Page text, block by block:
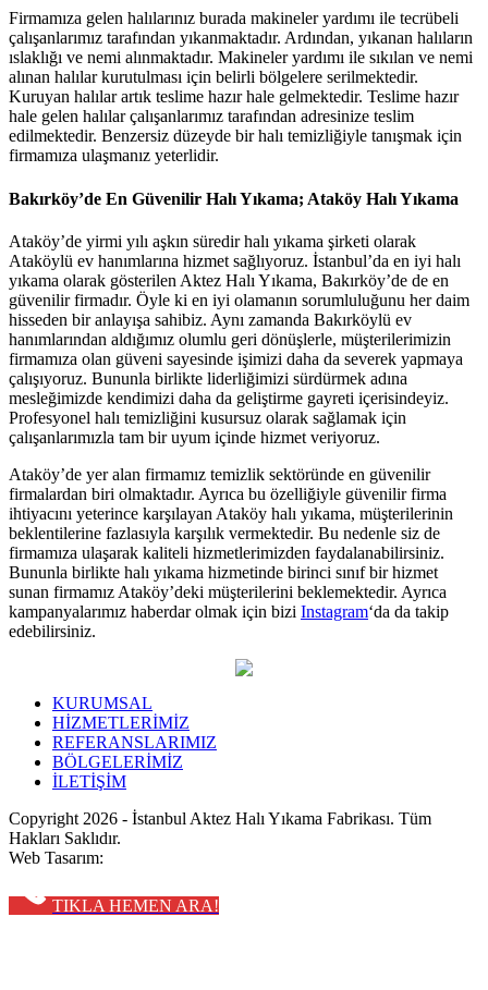
Firmamıza gelen halılarınız burada makineler yardımı ile tecrübeli
çalışanlarımız tarafından yıkanmaktadır. Ardından, yıkanan halıların
ıslaklığı ve nemi alınmaktadır. Makineler yardımı ile sıkılan ve nemi
alınan halılar kurutulması için belirli bölgelere serilmektedir.
Kuruyan halılar artık teslime hazır hale gelmektedir. Teslime hazır
hale gelen halılar çalışanlarımız tarafından adresinize teslim
edilmektedir. Benzersiz düzeyde bir halı temizliğiyle tanışmak için
firmamıza ulaşmanız yeterlidir.
Bakırköy’de En Güvenilir Halı Yıkama; Ataköy Halı Yıkama
Ataköy’de yirmi yılı aşkın süredir halı yıkama şirketi olarak
Ataköylü ev hanımlarına hizmet sağlıyoruz. İstanbul’da en iyi halı
yıkama olarak gösterilen Aktez Halı Yıkama, Bakırköy’de de en
güvenilir firmadır. Öyle ki en iyi olamanın sorumluluğunu her daim
hisseden bir anlayışa sahibiz. Aynı zamanda Bakırköylü ev
hanımlarından aldığımız olumlu geri dönüşlerle, müşterilerimizin
firmamıza olan güveni sayesinde işimizi daha da severek yapmaya
çalışıyoruz. Bununla birlikte liderliğimizi sürdürmek adına
mesleğimizde kendimizi daha da geliştirme gayreti içerisindeyiz.
Profesyonel halı temizliğini kusursuz olarak sağlamak için
çalışanlarımızla tam bir uyum içinde hizmet veriyoruz.
Ataköy’de yer alan firmamız temizlik sektöründe en güvenilir
firmalardan biri olmaktadır. Ayrıca bu özelliğiyle güvenilir firma
ihtiyacını yeterince karşılayan Ataköy halı yıkama, müşterilerinin
beklentilerine fazlasıyla karşılık vermektedir. Bu nedenle siz de
firmamıza ulaşarak kaliteli hizmetlerimizden faydalanabilirsiniz.
Bununla birlikte halı yıkama hizmetinde birinci sınıf bir hizmet
sunan firmamız Ataköy’deki müşterilerini beklemektedir. Ayrıca
kampanyalarımız haberdar olmak için bizi Instagram‘da da takip
edebilirsiniz.
KURUMSAL
HİZMETLERİMİZ
REFERANSLARIMIZ
BÖLGELERİMİZ
İLETİŞİM
Copyright 2026 - İstanbul Aktez Halı Yıkama Fabrikası. Tüm
Hakları Saklıdır.
Web Tasarım:
TIKLA HEMEN ARA!